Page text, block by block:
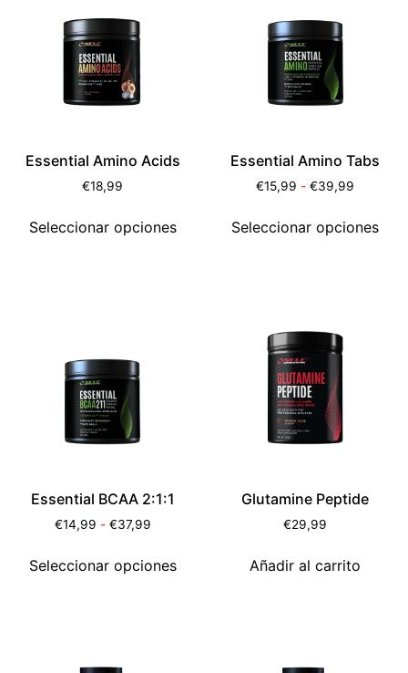
Essential Amino Acids
€18,99
Seleccionar opciones
Essential Amino Tabs
€15,99 -€39,99
Seleccionar opciones
Essential BCAA 2:1:1
€14,99 - €37,99
Seleccionar opciones
Glutamine Peptide
€29,99
Añadir al carrito